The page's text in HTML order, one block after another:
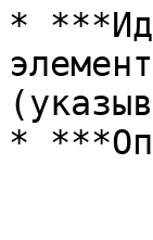
*